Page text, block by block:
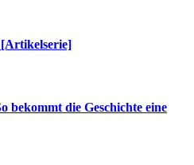
bekommt die Geschichte eine